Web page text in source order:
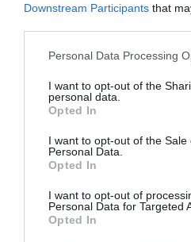
Downstream Participants that
Personal Data Processing
I want to opt-out of the
personal data.
Opted In
I want to opt-out of the Sale
Personal Data.
Opted In
I want to opt-out of
Personal Data for Targeted
Opted In